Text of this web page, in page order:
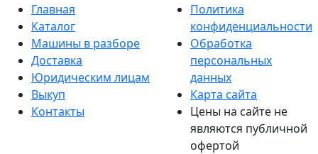
Главная
Каталог
Машины в разборе
Доставка
Юридическим лицам
Выкуп
Контакты
Политика
конфиденциальности
Обработка
персональных
данных
Карта сайта
Цены на сайте не
являются публичной
офертой